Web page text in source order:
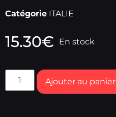
Catégorie ITALIE
15.30€ En stock
Ajouter au panier